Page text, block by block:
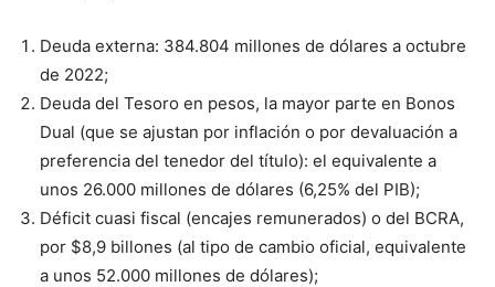
Deuda externa: 384.804 millones de dólares a octubre
de 2022;
Deuda del Tesoro en pesos, la mayor parte en Bonos
Dual (que se ajustan por inflación o por devaluación a
preferencia del tenedor del título): el equivalente a
unos 26.000 millones de dólares (6,25% del PIB);
Déficit cuasi fiscal (encajes remunerados) o del BCRA,
por $8,9 billones (al tipo de cambio oficial, equivalente
a unos 52.000 millones de dólares);